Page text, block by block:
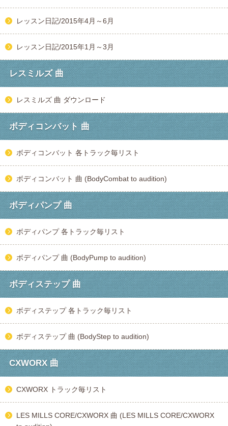
レッスン日記/2015年4月～6月
レッスン日記/2015年1月～3月
レスミルズ 曲
レスミルズ 曲 ダウンロード
ボディコンバット 曲
ボディコンバット 各トラック毎リスト
ボディコンバット 曲 (BodyCombat to audition)
ボディパンプ 曲
ボディパンプ 各トラック毎リスト
ボディパンプ 曲 (BodyPump to audition)
ボディステップ 曲
ボディステップ 各トラック毎リスト
ボディステップ 曲 (BodyStep to audition)
CXWORX 曲
CXWORX トラック毎リスト
LES MILLS CORE/CXWORX 曲 (LES MILLS CORE/CXWORX